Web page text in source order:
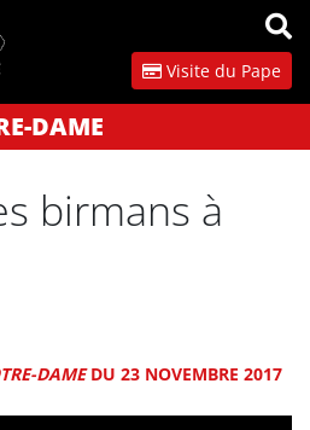
Visite du Pape
DAME
birmans à
DAMEDU 23 NOVEMBRE 2017